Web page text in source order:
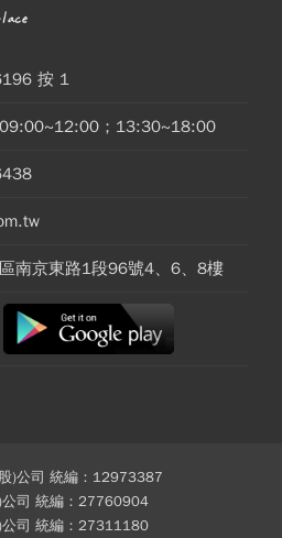
按 1
；13:30~18:00
南京東路1段96號4、6、8樓
)公司 統編：12973387
公司 統編：27760904
公司 統編：27311180